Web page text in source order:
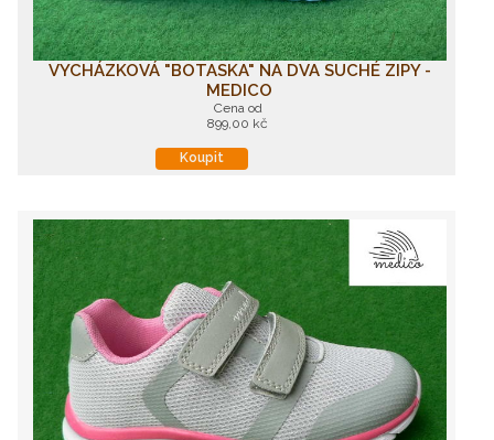
VYCHÁZKOVÁ "BOTASKA" NA DVA SUCHÉ ZIPY -
MEDICO
Cena od
899,00 kč
Koupit